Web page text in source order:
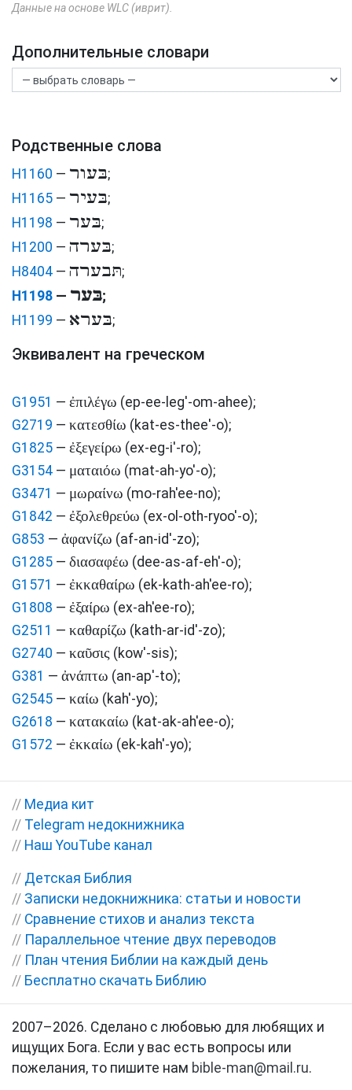
Данные на основе WLC (иврит).
Дополнительные словари
Родственные слова
H1160 — בּעור;
H1165 — בּעיר;
H1198 — בּער;
H1200 — בּערה;
H8404 — תּבערה;
H1198 — בּער;
H1199 — בּערא;
Эквивалент на греческом
G1951 — ἐπιλέγω (ep-ee-leg'-om-ahee);
G2719 — κατεσθίω (kat-es-thee'-o);
G1825 — ἐξεγείρω (ex-eg-i'-ro);
G3154 — ματαιόω (mat-ah-yo'-o);
G3471 — μωραίνω (mo-rah'ee-no);
G1842 — ἐξολεθρεύω (ex-ol-oth-ryoo'-o);
G853 — ἀφανίζω (af-an-id'-zo);
G1285 — διασαφέω (dee-as-af-eh'-o);
G1571 — ἐκκαθαίρω (ek-kath-ah'ee-ro);
G1808 — ἐξαίρω (ex-ah'ee-ro);
G2511 — καθαρίζω (kath-ar-id'-zo);
G2740 — καῦσις (kow'-sis);
G381 — ἀνάπτω (an-ap'-to);
G2545 — καίω (kah'-yo);
G2618 — κατακαίω (kat-ak-ah'ee-o);
G1572 — ἐκκαίω (ek-kah'-yo);
// Медиа кит
// Telegram недокнижника
// Наш YouTube канал
// Детская Библия
// Записки недокнижника: статьи и новости
// Сравнение стихов и анализ текста
// Параллельное чтение двух переводов
// План чтения Библии на каждый день
// Бесплатно скачать Библию
2007–2026. Сделано с любовью для любящих и
ищущих Бога. Если у вас есть вопросы или
пожелания, то пишите нам bible-man@mail.ru.